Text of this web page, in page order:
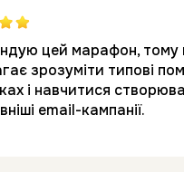
цей марафон, тому
зрозуміти типові
і навчитися
email-кампанії.